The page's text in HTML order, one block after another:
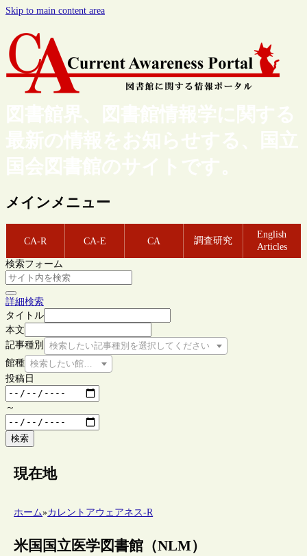
Skip to main content area
図書館界、図書館情報学に関する
最新の情報をお知らせする、国立
国会図書館のサイトです。
メインメニュー
CA-R CA-E CA 調査研究
English
Articles
検索フォーム
詳細検索
タイトル
本文
記事種別
検索したい記事種別を選択してください
館種 検索したい館種を選択してください
投稿日
～
検索
現在地
ホーム»カレントアウェアネス-R
米国国立医学図書館（NLM）